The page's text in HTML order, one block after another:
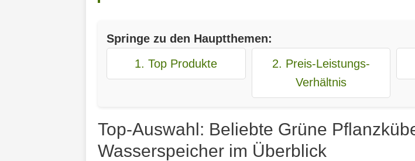
Springe zu den Hauptthemen:
1. Top Produkte
2. Preis-Leistungs-
Verhältnis
Top-Auswahl: Beliebte Grüne
Wasserspeicher im Überblick